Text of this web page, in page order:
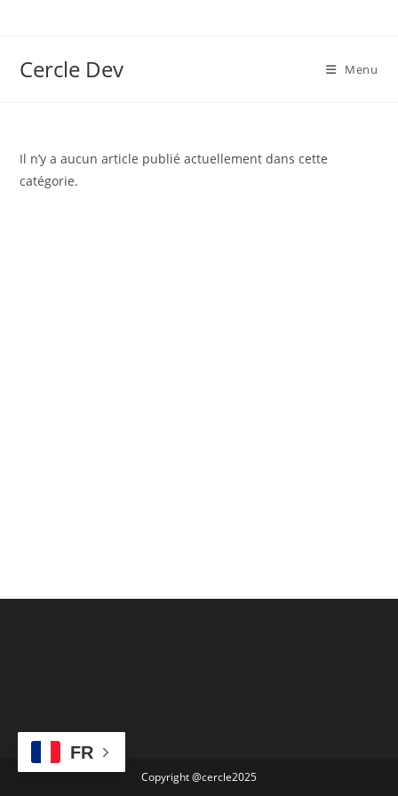
Cercle Dev Menu
Il n’y a aucun article publié actuellement dans cette
catégorie.
Copyright @cercle2025
FR